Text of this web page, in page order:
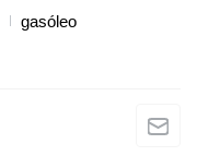
gasóleo